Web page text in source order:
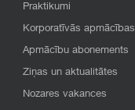
Praktikumi
Korporatīvās apmācības
Apmācību abonements
Ziņas un aktualitātes
Nozares vakances